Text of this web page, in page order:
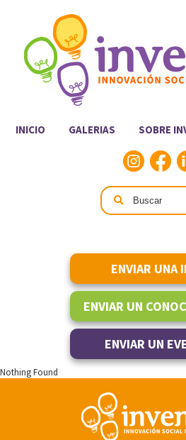
INICIO GALERIAS SOBRE
ENVIAR UNA
ENVIAR UN
ENVIAR UN
Nothing Found